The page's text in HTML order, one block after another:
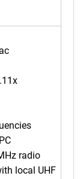
radio
local UHF